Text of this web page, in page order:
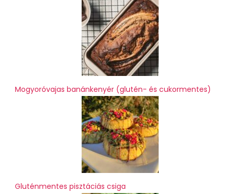
Mogyoróvajas banánkenyér (glutén- és cukormentes)
Gluténmentes pisztáciás csiga